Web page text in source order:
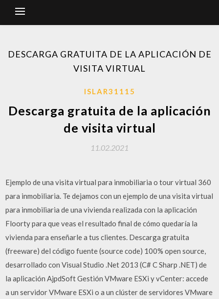
DESCARGA GRATUITA DE LA APLICACIÓN DE
VISITA VIRTUAL
ISLAR31115
Descarga gratuita de la aplicación
de visita virtual
11.02.2021
Ejemplo de una visita virtual para inmobiliaria o tour virtual 360
para inmobiliaria. Te dejamos con un ejemplo de una visita virtual
para inmobiliaria de una vivienda realizada con la aplicación
Floorty para que veas el resultado final de cómo quedaría la
vivienda para enseñarle a tus clientes. Descarga gratuita
(freeware) del código fuente (source code) 100% open source,
desarrollado con Visual Studio .Net 2013 (C# C Sharp .NET) de
la aplicación AjpdSoft Gestión VMware ESXi y vCenter: accede
a un servidor VMware ESXi o a un clúster de servidores VMware